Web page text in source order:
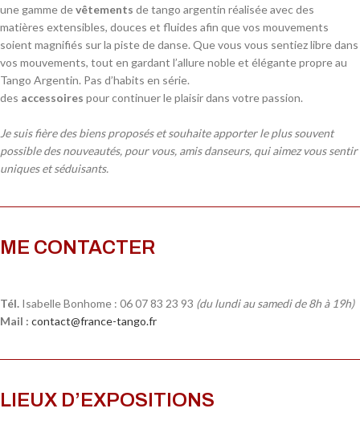
une gamme devêtements de tango argentin réalisée avec des
matières extensibles, douces et fluides afin que vos mouvements
soient magnifiés sur la piste de danse. Que vous vous sentiez libre dans
vos mouvements, tout en gardant l’allure noble et élégante propre au
Tango Argentin. Pas d’habits en série.
des accessoires pour continuer le plaisir dans votre passion.
Je suis fière des biens proposés et souhaite apporter le plus souvent
possible des nouveautés, pour vous, amis danseurs, qui aimez vous sentir
uniques et séduisants.
ME CONTACTER
Tél. Isabelle Bonhome : 06 07 83 23 93 (du lundi au samedi de 8h à 19h)
Mail : contact@france-tango.fr
LIEUX D’EXPOSITIONS